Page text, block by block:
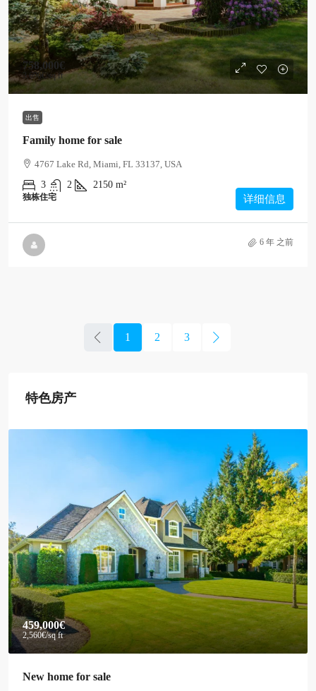
758,000€
3,690€/sq ft
出售
Family home for sale
4767 Lake Rd, Miami, FL 33137, USA
3
2 2150 m²
独栋住宅 详细信息
6 年 之前
1 2 3
特色房产
590,000€
3,500€/sq ft
Guaranteed modern home